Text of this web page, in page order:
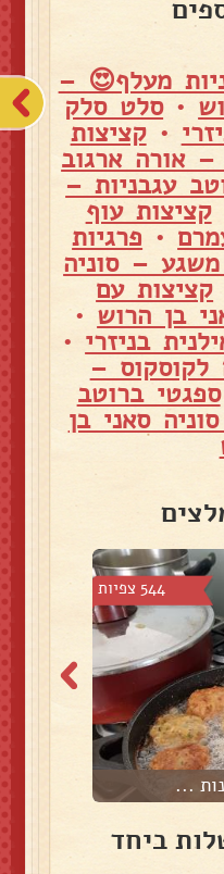
מעלף😍 –
•סלט סלק
•קציצות
אורה ארגוב
עגבניות –
קציצות עוף
• פרגיות
– סוניה
קציצות עם
בן הרוש •
בניזרי •
לקוסקוס –
ספגטי ברוטב
סאני בן
544 צפיות
...
ביחד